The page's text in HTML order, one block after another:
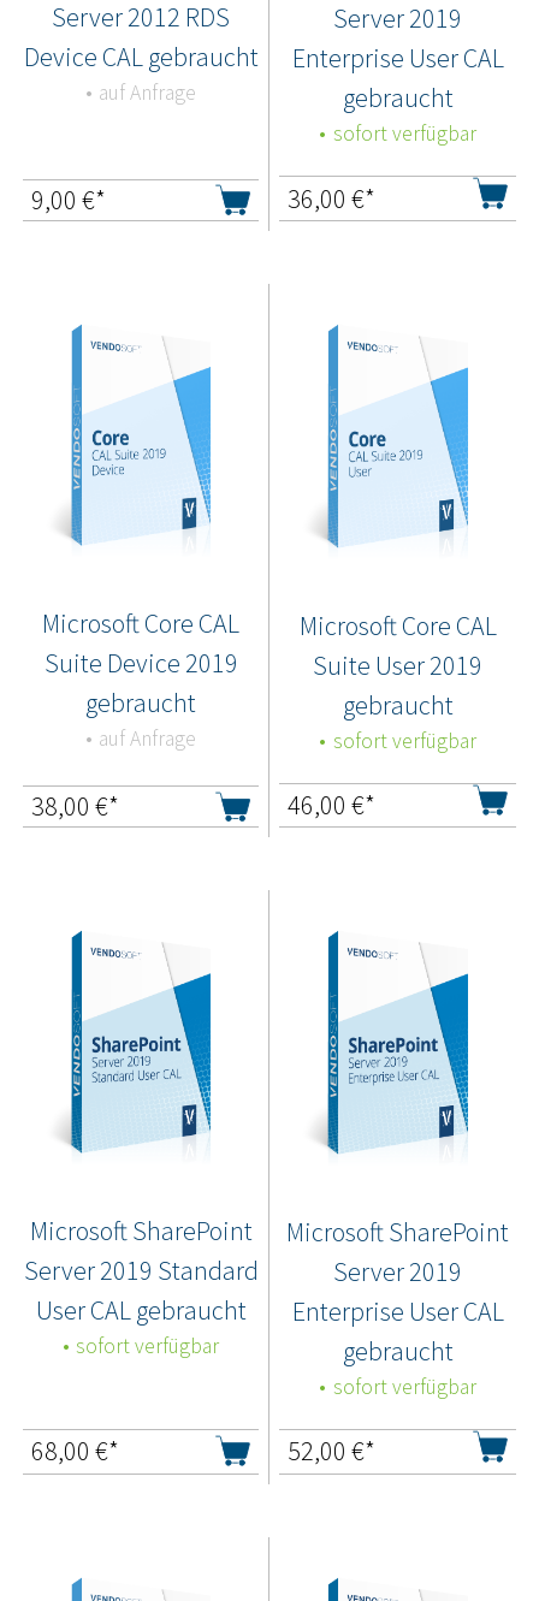
Server 2012 RDS
Device CAL gebraucht
auf Anfrage
9,00 €*
Server 2019
Enterprise User CAL
gebraucht
sofort verfügbar
36,00 €*
Microsoft Core CAL
Suite Device 2019
gebraucht
auf Anfrage
38,00 €*
Microsoft Core CAL
Suite User 2019
gebraucht
sofort verfügbar
46,00 €*
Microsoft SharePoint
Server 2019 Standard
User CAL gebraucht
sofort verfügbar
68,00 €*
Microsoft SharePoint
Server 2019
Enterprise User CAL
gebraucht
sofort verfügbar
52,00 €*